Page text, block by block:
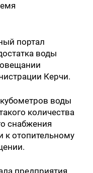
портал
воды
Керчи.
воды
количества
снабжения
к отопительному
предприятия